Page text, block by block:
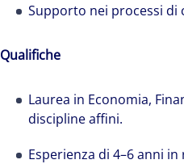
Supporto nei processi
Qualifiche
Laurea in Economia,
discipline affini.
Esperienza di 4–6 anni